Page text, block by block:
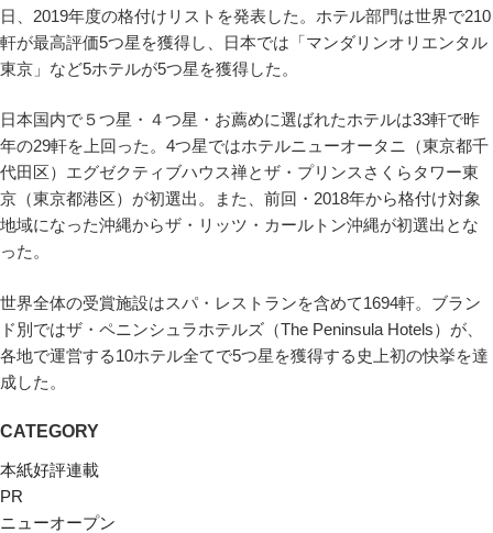
日、2019年度の格付けリストを発表した。ホテル部門は世界で210
軒が最高評価5つ星を獲得し、日本では「マンダリンオリエンタル
東京」など5ホテルが5つ星を獲得した。
日本国内で５つ星・４つ星・お薦めに選ばれたホテルは33軒で昨
年の29軒を上回った。4つ星ではホテルニューオータニ（東京都千
代田区）エグゼクティブハウス禅とザ・プリンスさくらタワー東
京（東京都港区）が初選出。また、前回・2018年から格付け対象
地域になった沖縄からザ・リッツ・カールトン沖縄が初選出とな
った。
世界全体の受賞施設はスパ・レストランを含めて1694軒。ブラン
ド別ではザ・ペニンシュラホテルズ（The Peninsula Hotels）が、
各地で運営する10ホテル全てで5つ星を獲得する史上初の快挙を達
成した。
CATEGORY
本紙好評連載
PR
ニューオープン